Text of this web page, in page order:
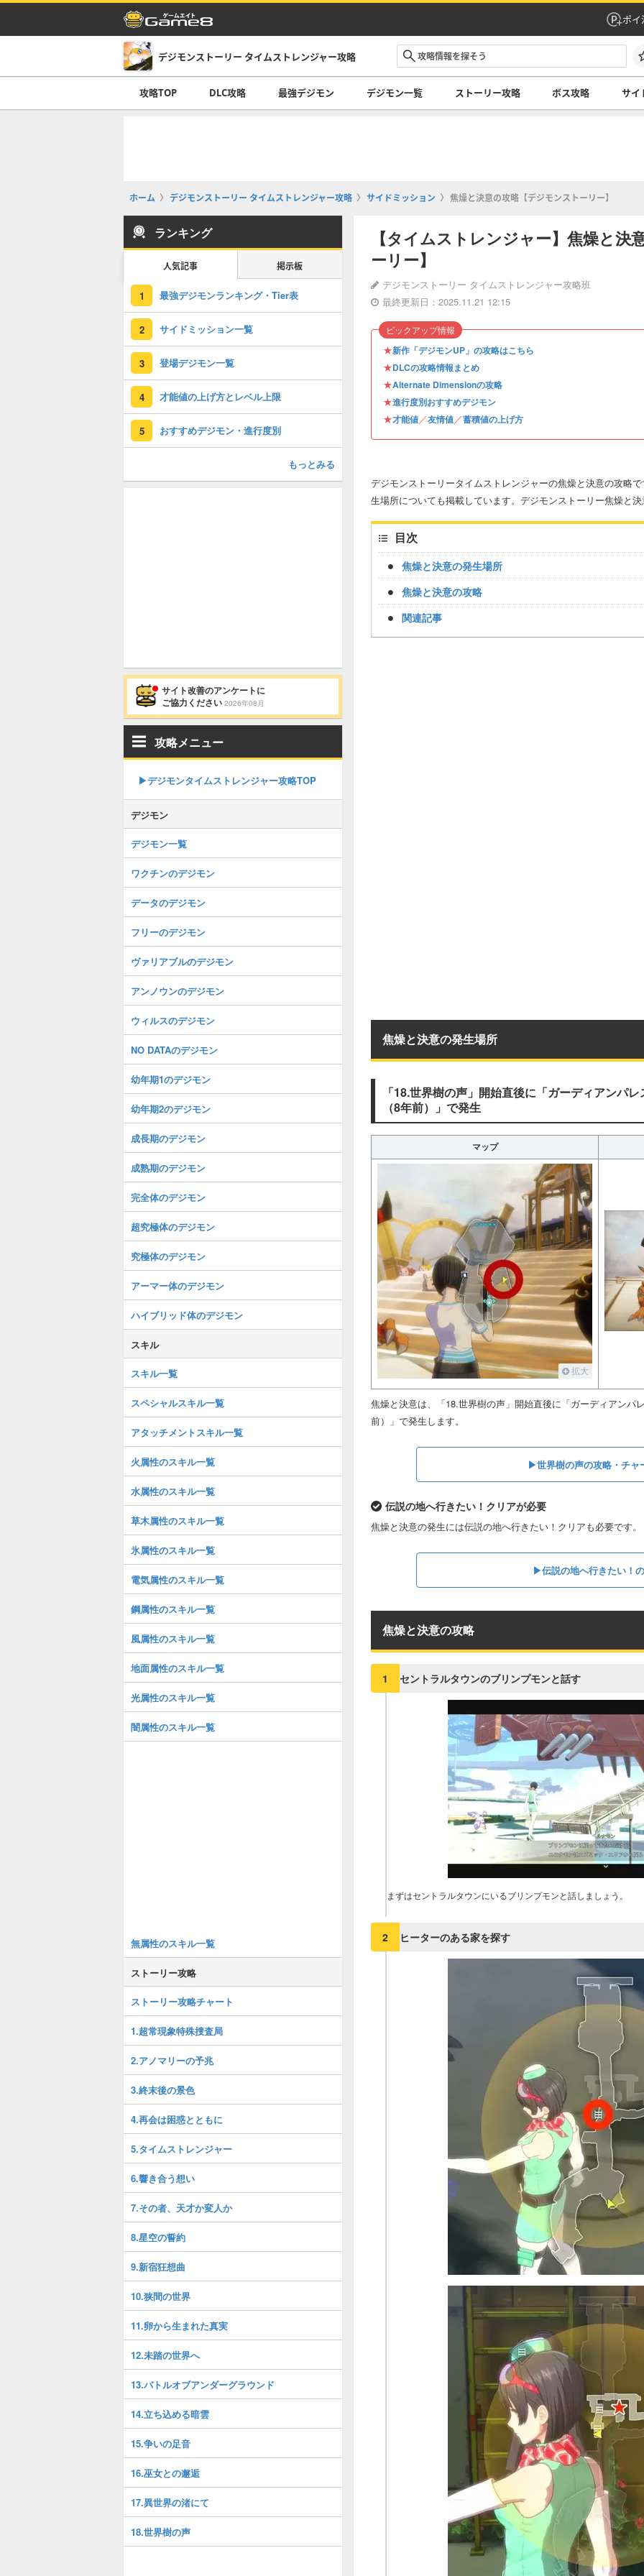
ポイ
デジモンストーリー タイムストレンジャー攻略
攻略TOP DLC攻略 最強デジモン デジモン一覧 ストーリー攻略 ボス攻略 サイ
ホーム デジモンストーリー タイムストレンジャー攻略 サイドミッション 焦燥と決意の攻略【デジモンストーリー】
【タイムストレンジャー】焦燥と決
ーリー】
デジモンストーリー タイムストレンジャー攻略班
最終更新日：2025.11.21 12:15
★新作「デジモンUP」の攻略はこちら
★DLCの攻略情報まとめ
★Alternate Dimensionの攻略
★進行度別おすすめデジモン
★才能値／友情値／蓄積値の上げ方
ピックアップ情報
デジモンストーリータイムストレンジャーの焦燥と決意の攻略
生場所についても掲載しています。デジモンストーリー焦燥と
目次
焦燥と決意の発生場所
焦燥と決意の攻略
関連記事
焦燥と決意の発生場所
「18.世界樹の声」開始直後に「ガーディアンパ
（8年前）」で発生
マップ
拡大
焦燥と決意は、「18.世界樹の声」開始直後に「ガーディアンパ
前）」で発生します。
▶︎世界樹の声の攻略・チャ
伝説の地へ行きたい！クリアが必要
焦燥と決意の発生には伝説の地へ行きたい！クリアも必要です。
▶︎伝説の地へ行きたい！
焦燥と決意の攻略
1 セントラルタウンのブリンプモンと話す
まずはセントラルタウンにいるブリンプモンと話しましょう。
2 ヒーターのある家を探す
ランキング
人気記事 掲示板
1 最強デジモンランキング・Tier表
2 サイドミッション一覧
3 登場デジモン一覧
4 才能値の上げ方とレベル上限
5 おすすめデジモン・進行度別
もっとみる
サイト改善のアンケートに
ご協力ください 2026年08月
攻略メニュー
▶︎デジモンタイムストレンジャー攻略TOP
デジモン
デジモン一覧
ワクチンのデジモン
データのデジモン
フリーのデジモン
ヴァリアブルのデジモン
アンノウンのデジモン
ウィルスのデジモン
NO DATAのデジモン
幼年期1のデジモン
幼年期2のデジモン
成長期のデジモン
成熟期のデジモン
完全体のデジモン
超究極体のデジモン
究極体のデジモン
アーマー体のデジモン
ハイブリッド体のデジモン
スキル
スキル一覧
スペシャルスキル一覧
アタッチメントスキル一覧
火属性のスキル一覧
水属性のスキル一覧
草木属性のスキル一覧
氷属性のスキル一覧
電気属性のスキル一覧
鋼属性のスキル一覧
風属性のスキル一覧
地面属性のスキル一覧
光属性のスキル一覧
闇属性のスキル一覧
無属性のスキル一覧
ストーリー攻略
ストーリー攻略チャート
1.超常現象特殊捜査局
2.アノマリーの予兆
3.終末後の景色
4.再会は困惑とともに
5.タイムストレンジャー
6.響き合う想い
7.その者、天才か変人か
8.星空の誓約
9.新宿狂想曲
10.狭間の世界
11.卵から生まれた真実
12.未踏の世界へ
13.バトルオブアンダーグラウンド
14.立ち込める暗雲
15.争いの足音
16.巫女との邂逅
17.異世界の渚にて
18.世界樹の声